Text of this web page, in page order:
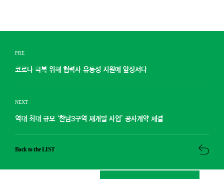
PRE
코로나 극복 위해 협력사 유동성 지원에 앞장서다
NEXT
역대 최대 규모 ‘한남3구역 재개발 사업’ 공사계약 체결
Back to the LIST